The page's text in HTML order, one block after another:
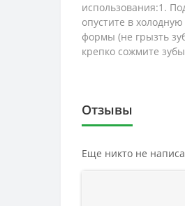
использования:1.
опустите в
формы (не грызть
крепко сожмите
Отзывы
Еще никто не